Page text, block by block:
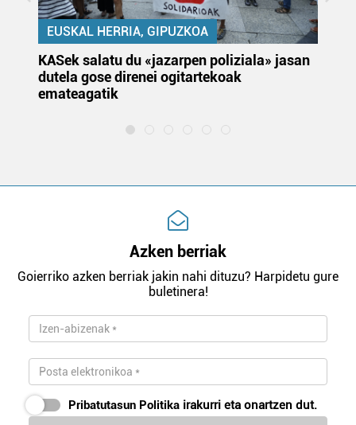
EUSKAL HERRIA, GIPUZKOA
KASek salatu du «jazarpen poliziala» jasan
dutela gose direnei ogitartekoak
emateagatik
Azken berriak
Goierriko azken berriak jakin nahi dituzu? Harpidetu gure
buletinera!
Pribatutasun Politika irakurri eta onartzen dut.